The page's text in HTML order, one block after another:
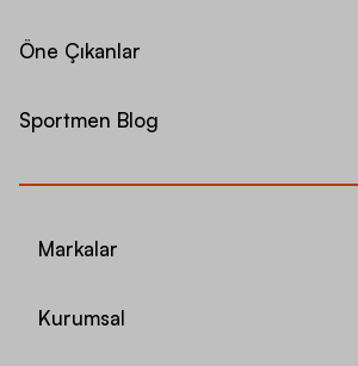
Öne Çıkanlar
Sportmen Blog
Markalar
Kurumsal